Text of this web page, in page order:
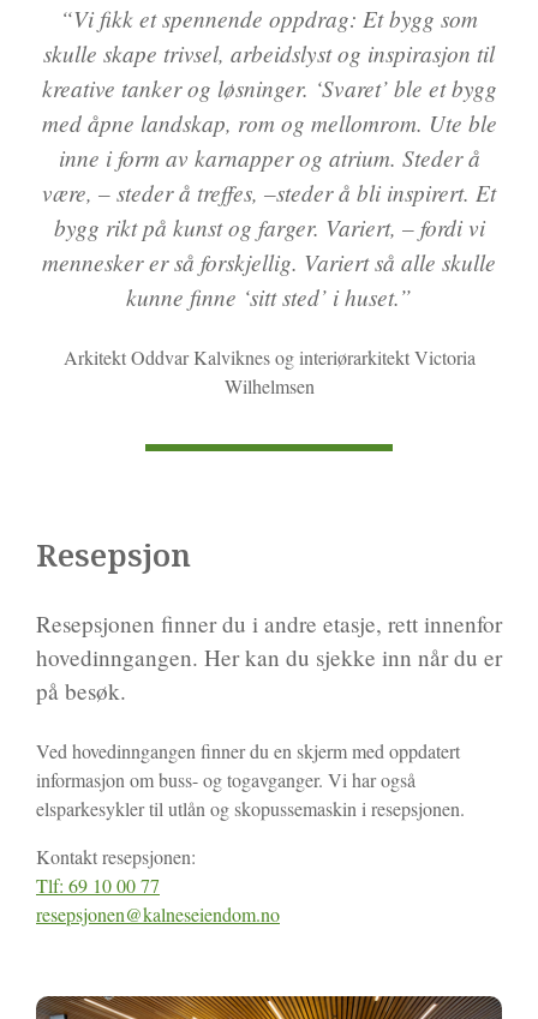
“Vi fikk et spennende oppdrag: Et bygg som
skulle skape trivsel, arbeidslyst og inspirasjon til
kreative tanker og løsninger. ‘Svaret’ ble et bygg
med åpne landskap, rom og mellomrom. Ute ble
inne i form av karnapper og atrium. Steder å
være, – steder å treffes, –steder å bli inspirert. Et
bygg rikt på kunst og farger. Variert, – fordi vi
mennesker er så forskjellig. Variert så alle skulle
kunne finne ‘sitt sted’ i huset.”
Arkitekt Oddvar Kalviknes og interiørarkitekt Victoria
Wilhelmsen
Resepsjon
Resepsjonen finner du i andre etasje, rett innenfor
hovedinngangen. Her kan du sjekke inn når du er
på besøk.
Ved hovedinngangen finner du en skjerm med oppdatert
informasjon om buss- og togavganger. Vi har også
elsparkesykler til utlån og skopussemaskin i resepsjonen.
Kontakt resepsjonen:
Tlf: 69 10 00 77
resepsjonen@kalneseiendom.no